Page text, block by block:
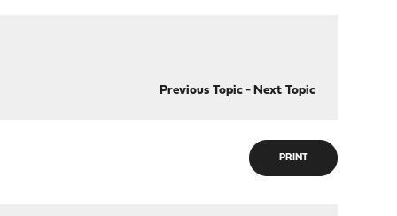
Previous Topic- Next Topic
PRINT